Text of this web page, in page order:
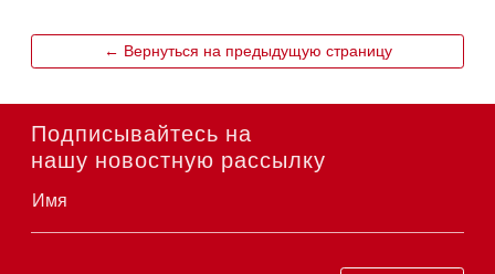
← Вернуться на предыдущую страницу
Подписывайтесь на
нашу новостную рассылку
Имя